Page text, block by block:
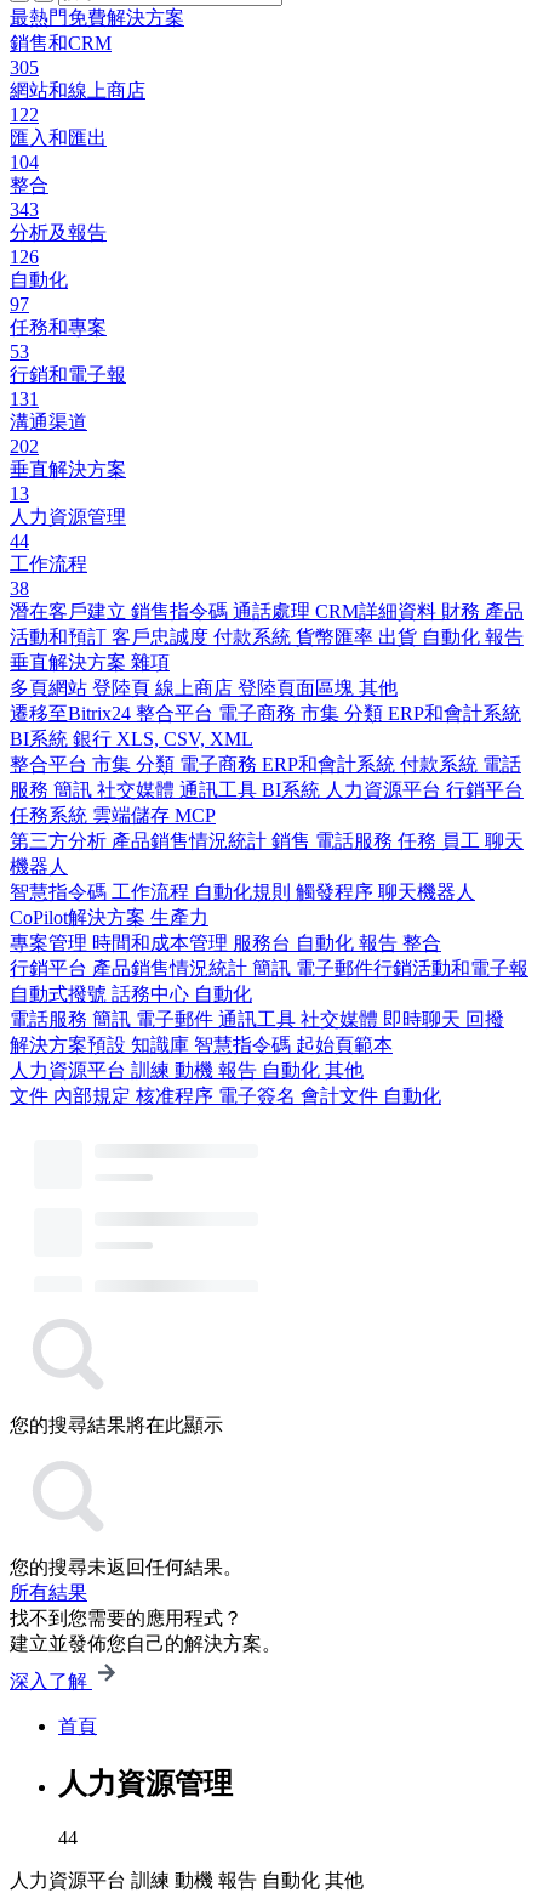
最熱門免費解決方案
銷售和CRM
305
網站和線上商店
122
匯入和匯出
104
整合
343
分析及報告
126
自動化
97
任務和專案
53
行銷和電子報
131
溝通渠道
202
垂直解決方案
13
人力資源管理
44
工作流程
38
潛在客戶建立 銷售指令碼 通話處理 CRM詳細資料 財務 產品
活動和預訂 客戶忠誠度 付款系統 貨幣匯率 出貨 自動化 報告
垂直解決方案 雜項
多頁網站 登陸頁 線上商店 登陸頁面區塊 其他
遷移至Bitrix24 整合平台 電子商務 市集 分類 ERP和會計系統
BI系統 銀行 XLS, CSV, XML
整合平台 市集 分類 電子商務 ERP和會計系統 付款系統 電話
服務 簡訊 社交媒體 通訊工具 BI系統 人力資源平台 行銷平台
任務系統 雲端儲存 MCP
第三方分析 產品銷售情況統計 銷售 電話服務 任務 員工 聊天
機器人
智慧指令碼 工作流程 自動化規則 觸發程序 聊天機器人
CoPilot解決方案 生產力
專案管理 時間和成本管理 服務台 自動化 報告 整合
行銷平台 產品銷售情況統計 簡訊 電子郵件行銷活動和電子報
自動式撥號 話務中心 自動化
電話服務 簡訊 電子郵件 通訊工具 社交媒體 即時聊天 回撥
解決方案預設 知識庫 智慧指令碼 起始頁範本
人力資源平台 訓練 動機 報告 自動化 其他
文件 內部規定 核准程序 電子簽名 會計文件 自動化
您的搜尋結果將在此顯示
您的搜尋未返回任何結果。
所有結果
找不到您需要的應用程式？
建立並發佈您自己的解決方案。
深入了解
首頁
人力資源管理
44
人力資源平台 訓練 動機 報告 自動化 其他